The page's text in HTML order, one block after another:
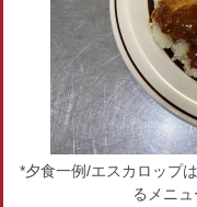
*夕食一例/エスカロップ
るメニ